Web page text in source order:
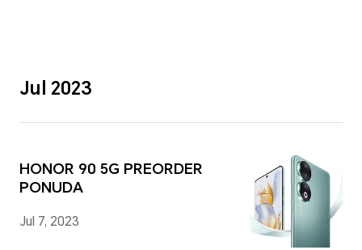
Jul 2023
HONOR 90 5G PREORDER
PONUDA
Jul 7, 2023